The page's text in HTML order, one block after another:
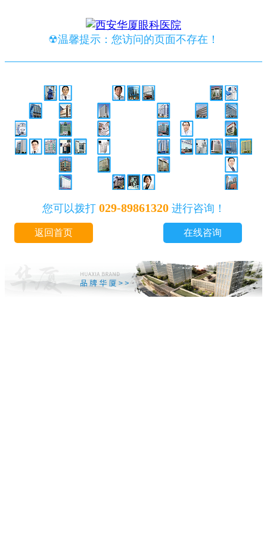
☢温馨提示：您访问的页面不存在！
您可以拨打 029-89861320进行咨询！
返回首页 在线咨询